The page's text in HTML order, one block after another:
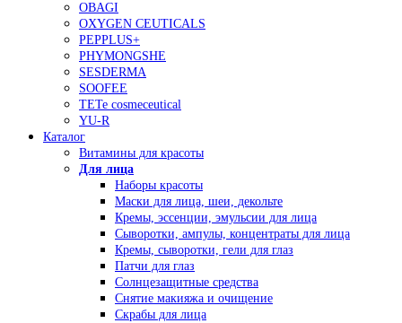
OBAGI
OXYGEN CEUTICALS
PEPPLUS+
PHYMONGSHE
SESDERMA
SOOFEE
TETe cosmeceutical
YU-R
Каталог
Витамины для красоты
Для лица
Наборы красоты
Маски для лица, шеи, декольте
Кремы, эссенции, эмульсии для лица
Сыворотки, ампулы, концентраты для лица
Кремы, сыворотки, гели для глаз
Патчи для глаз
Солнцезащитные средства
Снятие макияжа и очищение
Скрабы для лица